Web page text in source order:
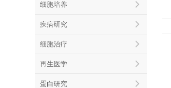
细胞培养
疾病研究
细胞治疗
再生医学
蛋白研究